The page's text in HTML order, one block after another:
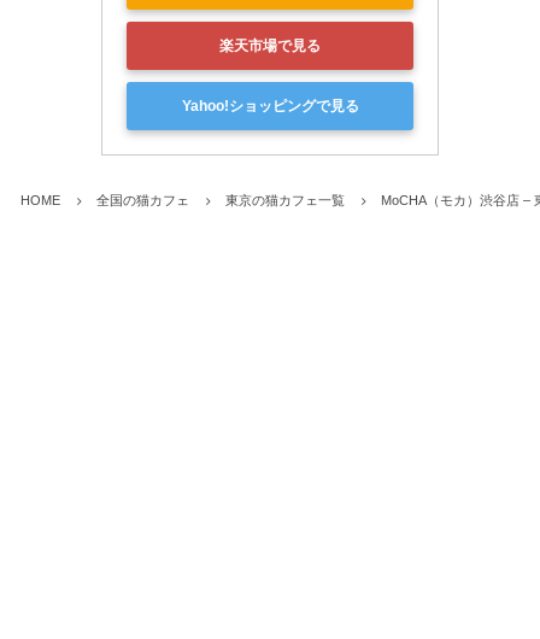
楽天市場で見る
Yahoo!ショッピングで見る
HOME 全国の猫カフェ 東京の猫カフェ一覧 MoCHA（モカ）渋谷店 –